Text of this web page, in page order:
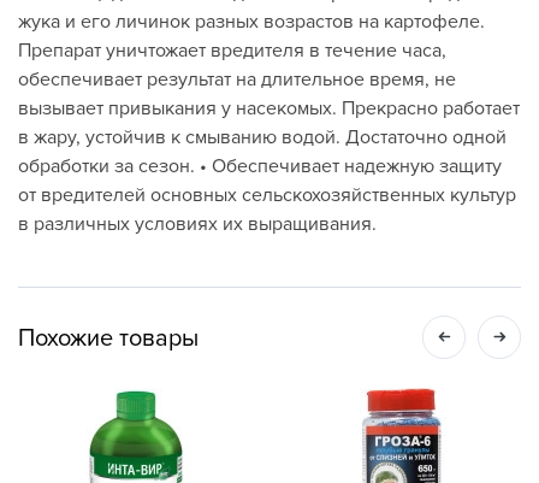
жука и его личинок разных возрастов на картофеле.
Препарат уничтожает вредителя в течение часа,
обеспечивает результат на длительное время, не
вызывает привыкания у насекомых. Прекрасно работает
в жару, устойчив к смыванию водой. Достаточно одной
обработки за сезон. • Обеспечивает надежную защиту
от вредителей основных сельскохозяйственных культур
в различных условиях их выращивания.
Похожие товары